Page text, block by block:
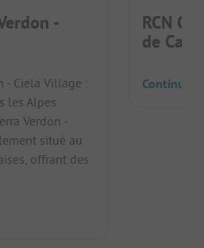
-
- Ciela Village :
les Alpes
Verdon -
situé au
offrant des
RCN
de
Continuer